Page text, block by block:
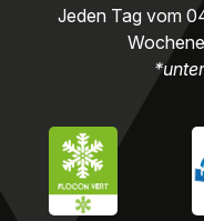
Jeden Tag vom